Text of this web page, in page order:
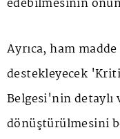
edebilmesinin
Ayrıca, ham madde
destekleyecek
Belgesi'nin detaylı
dönüştürülmesini